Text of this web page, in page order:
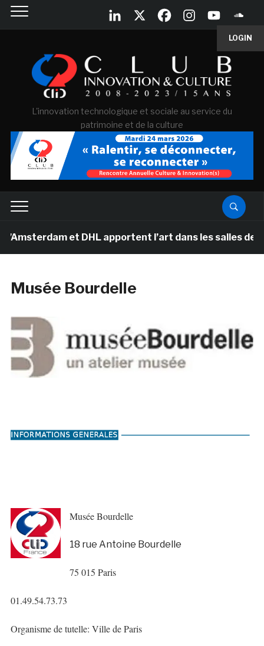
LOGIN
L'innovation technologique et sociale au service du
patrimoine et de la culture
et DHL apportent l’art dans les salles de classe
Musée Bourdelle
Musée Bourdelle
18 rue Antoine Bourdelle
75 015 Paris
01.49.54.73.73
Organisme de tutelle: Ville de Paris